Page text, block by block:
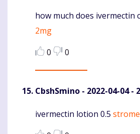
Komentaras
how much does ivermectin
2mg
0
0
CbshSmino - 2022-04-04 -
Komentaras
ivermectin lotion 0.5